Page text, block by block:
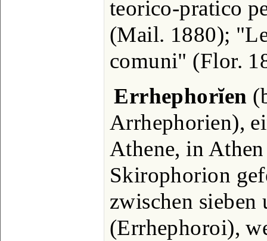
teorico-pratico
(Mail. 1880);
comuni" (Flor.
Errhephorĭen
Arrhephorien),
Athene, in
Skirophorion
zwischen sieben
(Errhephoroi),